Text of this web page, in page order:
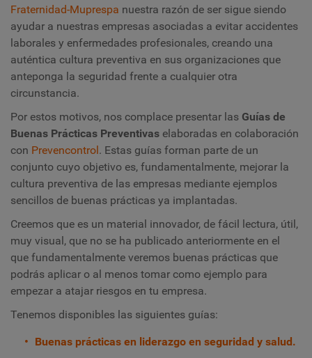
Fraternidad-Muprespa nuestra razón de ser sigue siendo
ayudar a nuestras empresas asociadas a evitar accidentes
laborales y enfermedades profesionales, creando una
auténtica cultura preventiva en sus organizaciones que
anteponga la seguridad frente a cualquier otra
circunstancia.
Por estos motivos, nos complace presentar las Guías de
Buenas Prácticas Preventivas elaboradas en colaboración
con Prevencontrol. Estas guías forman parte de un
conjunto cuyo objetivo es, fundamentalmente, mejorar la
cultura preventiva de las empresas mediante ejemplos
sencillos de buenas prácticas ya implantadas.
Creemos que es un material innovador, de fácil lectura, útil,
muy visual, que no se ha publicado anteriormente en el
que fundamentalmente veremos buenas prácticas que
podrás aplicar o al menos tomar como ejemplo para
empezar a atajar riesgos en tu empresa.
Tenemos disponibles las siguientes guías:
Buenas prácticas en liderazgo en seguridad y salud.